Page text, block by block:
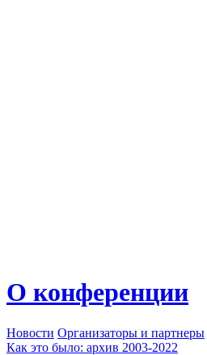
О конференции
Новости Организаторы и партнеры
Как это было: архив 2003-2022